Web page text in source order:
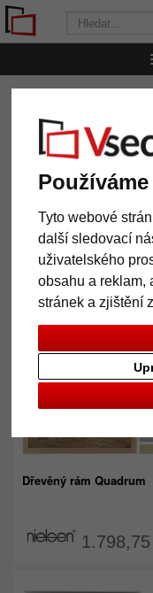
Tyto webové
další sledovací
uživatelského
obsahu a reklam,
stránek a zjištění
12 výrobek
Galerie
Dřevěný rám Quadrum